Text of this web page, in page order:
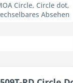
Circle, Circle dot,
Absehen